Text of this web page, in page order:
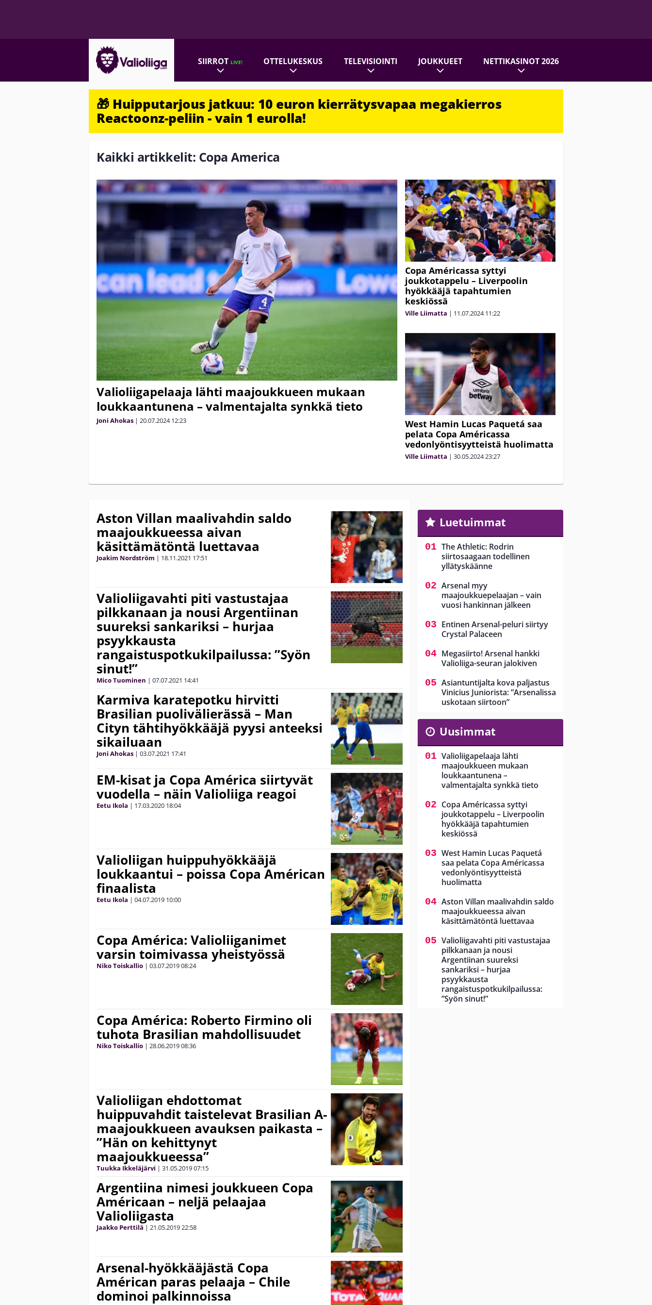
SIIRROTLIVE! OTTELUKESKUS TELEVISIOINTI JOUKKUEET NETTIKASINOT 2026
🎁 Huipputarjous jatkuu: 10 euron kierrätysvapaa megakierros
Reactoonz-peliin - vain 1 eurolla!
Kaikki artikkelit: Copa America
Valioliigapelaaja lähti maajoukkueen mukaan
loukkaantunena – valmentajalta synkkä tieto
Joni Ahokas | 20.07.2024 12:23
Copa Américassa syttyi
joukkotappelu – Liverpoolin
hyökkääjä tapahtumien
keskiössä
Ville Liimatta | 11.07.2024 11:22
West Hamin Lucas Paquetá saa
pelata Copa Américassa
vedonlyöntisyytteistä huolimatta
Ville Liimatta | 30.05.202423:27
Aston Villan maalivahdin saldo
maajoukkueessa aivan
käsittämätöntä luettavaa
Joakim Nordström | 18.11.2021 17:51
Valioliigavahti piti vastustajaa
pilkkanaan ja nousi Argentiinan
suureksi sankariksi – hurjaa
psyykkausta
rangaistuspotkukilpailussa: ”Syön
sinut!”
Mico Tuominen | 07.07.2021 14:41
Karmiva karatepotku hirvitti
Brasilian puolivälierässä – Man
Cityn tähtihyökkääjä pyysi anteeksi
sikailuaan
Joni Ahokas | 03.07.2021 17:41
EM-kisat ja Copa América siirtyvät
vuodella – näin Valioliiga reagoi
Eetu Ikola | 17.03.2020 18:04
Valioliigan huippuhyökkääjä
loukkaantui – poissa Copa Américan
finaalista
Eetu Ikola | 04.07.2019 10:00
Copa América: Valioliiganimet
varsin toimivassa yheistyössä
Niko Toiskallio | 03.07.201908:24
Copa América: Roberto Firmino oli
tuhota Brasilian mahdollisuudet
Niko Toiskallio | 28.06.201908:36
Valioliigan ehdottomat
huippuvahdit taistelevat Brasilian A-
maajoukkueen avauksen paikasta –
”Hän on kehittynyt
maajoukkueessa”
Tuukka Ikkeläjärvi | 31.05.201907:15
Argentiina nimesi joukkueen Copa
Américaan – neljä pelaajaa
Valioliigasta
Jaakko Perttilä | 21.05.201922:58
Arsenal-hyökkääjästä Copa
Américan paras pelaaja – Chile
dominoi palkinnoissa
Luetuimmat
The Athletic: Rodrin
siirtosaagaan todellinen
yllätyskäänne
Arsenal myy
maajoukkuepelaajan – vain
vuosi hankinnan jälkeen
Entinen Arsenal-peluri siirtyy
Crystal Palaceen
Megasiirto! Arsenal hankki
Valioliiga-seuran jalokiven
Asiantuntijalta kova paljastus
Vinicius Juniorista: ”Arsenalissa
uskotaan siirtoon”
Uusimmat
Valioliigapelaaja lähti
maajoukkueen mukaan
loukkaantunena –
valmentajalta synkkä tieto
Copa Américassa syttyi
joukkotappelu – Liverpoolin
hyökkääjä tapahtumien
keskiössä
West Hamin Lucas Paquetá
saa pelata Copa Américassa
vedonlyöntisyytteistä
huolimatta
Aston Villan maalivahdin saldo
maajoukkueessa aivan
käsittämätöntä luettavaa
Valioliigavahti piti vastustajaa
pilkkanaan ja nousi
Argentiinan suureksi
sankariksi – hurjaa
psyykkausta
rangaistuspotkukilpailussa:
”Syön sinut!”